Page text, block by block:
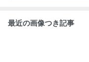
最近の画像つき記事